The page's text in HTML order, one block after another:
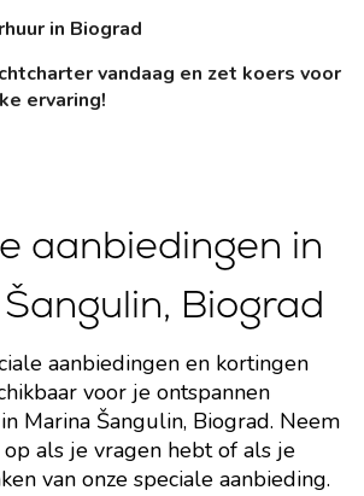
in Biograd
vandaag en zet koers voor
ervaring!
aanbiedingen in
Biograd
aanbiedingen en kortingen
voor je ontspannen
Marina Šangulin, Biograd. Neem
als je vragen hebt of als je
van onze speciale aanbieding.